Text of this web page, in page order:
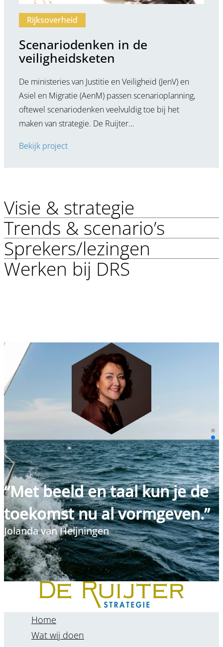
Rijksoverheid
Scenariodenken in de
veiligheidsketen
De ministeries van Justitie en Veiligheid (JenV) en
Asiel en Migratie (AenM) passen scenarioplanning,
oftewel scenariodenken veelvuldig toe bij het
maken van strategie. De Ruijter…
Bekijk project
Visie & strategie
Trends & scenario’s
Sprekers/lezingen
Werken bij DRS
“Er bestaan geen slechte
scenario’s, alleen slechte
voorbereidingen.”
“Met beeld en taal kun je de
toekomst nu al vormgeven.”
Jolanda van Heijningen
Home
Wat wij doen